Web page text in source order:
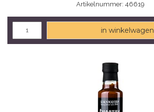
Artikelnummer: 46619
in winkelwagen